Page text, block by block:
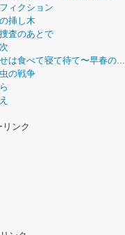
ィクション
挿し木
査のあとで
は食べて寝て待て〜早春の...
の戦争
ンク